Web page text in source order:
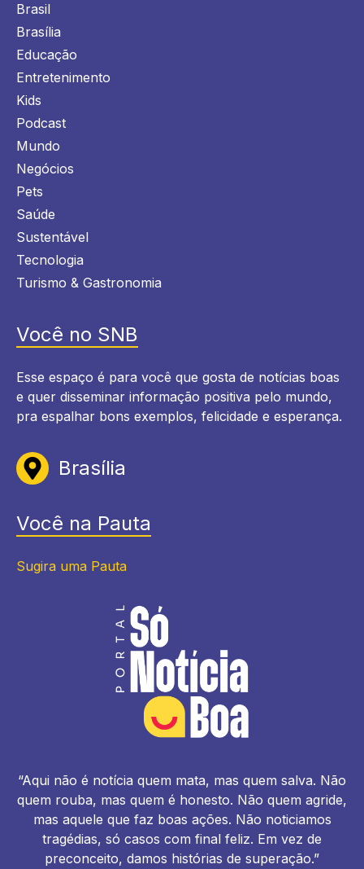
Brasil
Brasília
Educação
Entretenimento
Kids
Podcast
Mundo
Negócios
Pets
Saúde
Sustentável
Tecnologia
Turismo & Gastronomia
Você no SNB
Esse espaço é para você que gosta de notícias boas
e quer disseminar informação positiva pelo mundo,
pra espalhar bons exemplos, felicidade e esperança.
Brasília
Você na Pauta
Sugira uma Pauta
“Aqui não é notícia quem mata, mas quem salva. Não
quem rouba, mas quem é honesto. Não quem agride,
mas aquele que faz boas ações. Não noticiamos
tragédias, só casos com final feliz. Em vez de
preconceito, damos histórias de superação.”